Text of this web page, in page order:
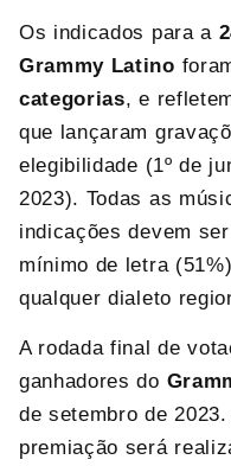
Os indicados para a
Grammy Latino
categorias, e
que lançaram
elegibilidade (1º de
2023). Todas as
indicações devem
mínimo de letra
qualquer dialeto
A rodada final de
ganhadores do
de setembro de
premiação será